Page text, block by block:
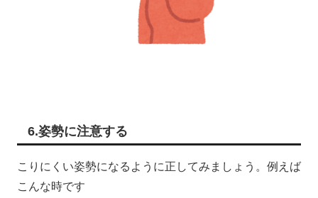
6.姿勢に注意する
こりにくい姿勢になるように正してみましょう。例えば
こんな時です